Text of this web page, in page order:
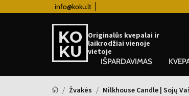
info@koku.lt
Originalūs kvepalai ir
laikrodžiai vienoje
vietoje
IŠPARDAVIMAS
Žvakės Milkhouse Candle | Sojų